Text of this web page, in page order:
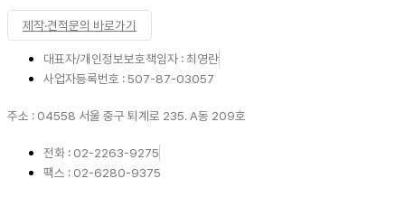
제작·견적문의 바로가기
대표자/개인정보보호책임자 : 최영란
사업자등록번호 : 507-87-03057
주소 : 04558 서울 중구 퇴계로 235. A동 209호
전화 : 02-2263-9275
팩스 : 02-6280-9375